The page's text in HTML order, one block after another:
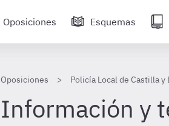
Oposiciones Esquemas
Oposiciones Policía Local de Castilla y
Información y